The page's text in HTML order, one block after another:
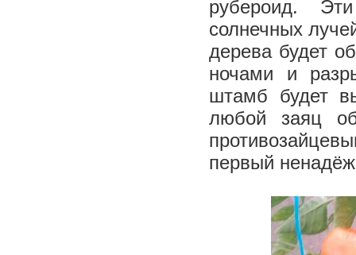
рубероид.
солнечных
дерева будет
ночами и
штамб будет
любой заяц
первый